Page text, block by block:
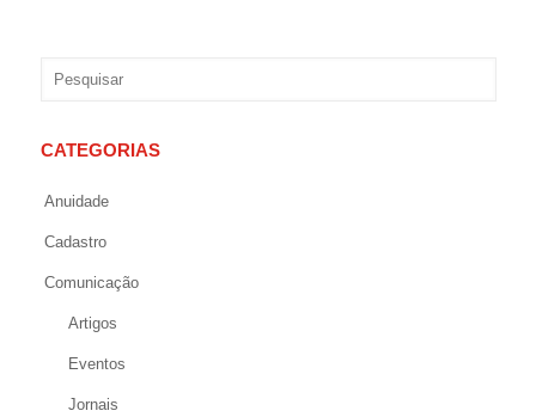
CATEGORIAS
Anuidade
Cadastro
Comunicação
Artigos
Eventos
Jornais